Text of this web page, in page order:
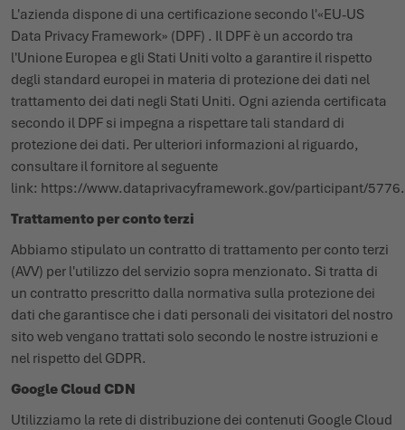
L'azienda dispone di una certificazione secondo l'«EU-US
Data Privacy Framework» (DPF) . Il DPF è un accordo tra
l'Unione Europea e gli Stati Uniti volto a garantire il rispetto
degli standard europei in materia di protezione dei dati nel
trattamento dei dati negli Stati Uniti. Ogni azienda certificata
secondo il DPF si impegna a rispettare tali standard di
protezione dei dati. Per ulteriori informazioni al riguardo,
consultare il fornitore al seguente
link: https://www.dataprivacyframework.gov/participant/5776.
Trattamento per conto terzi
Abbiamo stipulato un contratto di trattamento per conto terzi
(AVV) per l'utilizzo del servizio sopra menzionato. Si tratta di
un contratto prescritto dalla normativa sulla protezione dei
dati che garantisce che i dati personali dei visitatori del nostro
sito web vengano trattati solo secondo le nostre istruzioni e
nel rispetto del GDPR.
Google Cloud CDN
Utilizziamo la rete di distribuzione dei contenuti Google Cloud